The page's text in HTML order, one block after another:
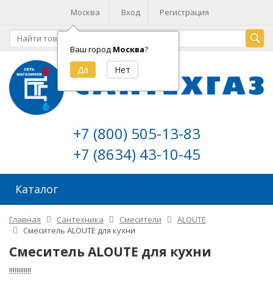
Москва
Ваш город Москва?
Вход Регистрация
+7 (800) 505-13-83
+7 (8634) 43-10-45
Каталог
Главная Сантехника Смесители
ALOUTE
Смеситель ALOUTE для кухни
Смеситель ALOUTE для кухни
!!!!!!!!!!!!